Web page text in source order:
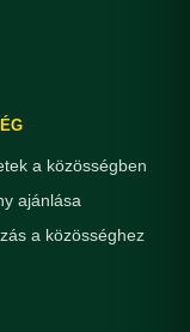
a közösségben
ajánlása
a közösséghez